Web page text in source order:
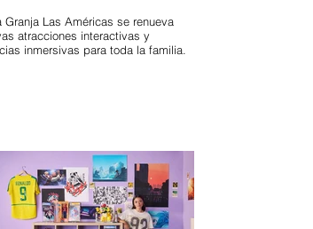
Granja Las Américas se renueva
atracciones interactivas y
inmersivas para toda la familia.